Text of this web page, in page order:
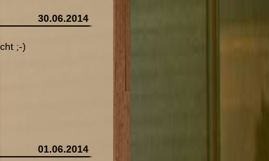
30.06.2014
;-)
01.06.2014